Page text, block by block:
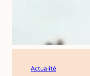
Actualité